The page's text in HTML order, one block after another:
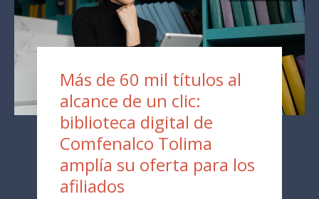
Más de 60 mil títulos al
alcance de un clic:
biblioteca digital de
Comfenalco Tolima
amplía su oferta para los
afiliados